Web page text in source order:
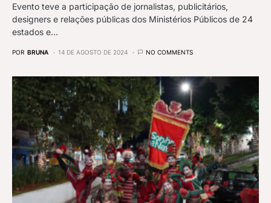
Evento teve a participação de jornalistas, publicitários,
designers e relações públicas dos Ministérios Públicos de 24
estados e…
POR BRUNA 14 DE AGOSTO DE 2024 NO COMMENTS